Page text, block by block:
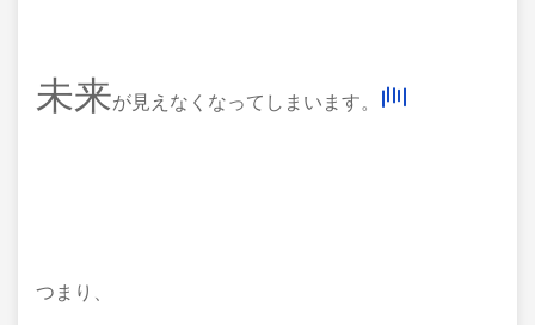
未来が見えなくなってしまいます。
つまり、